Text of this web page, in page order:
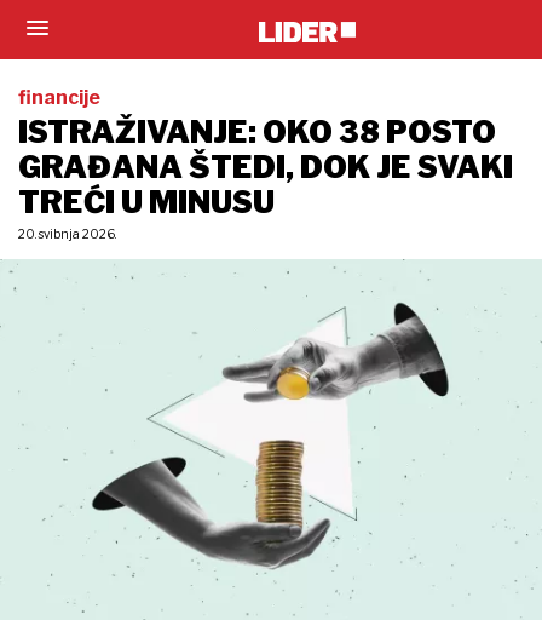
financije
ISTRAŽIVANJE: OKO 38 POSTO
GRAĐANA ŠTEDI, DOK JE SVAKI
TREĆI U MINUSU
20. svibnja 2026.